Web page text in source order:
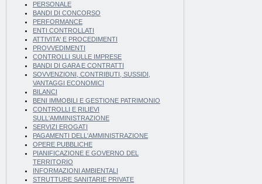
PERSONALE
BANDI DI CONCORSO
PERFORMANCE
ENTI CONTROLLATI
ATTIVITA' E PROCEDIMENTI
PROVVEDIMENTI
CONTROLLI SULLE IMPRESE
BANDI DI GARA E CONTRATTI
SOVVENZIONI, CONTRIBUTI, SUSSIDI,
VANTAGGI ECONOMICI
BILANCI
BENI IMMOBILI E GESTIONE PATRIMONIO
CONTROLLI E RILIEVI
SULL'AMMINISTRAZIONE
SERVIZI EROGATI
PAGAMENTI DELL'AMMINISTRAZIONE
OPERE PUBBLICHE
PIANIFICAZIONE E GOVERNO DEL
TERRITORIO
INFORMAZIONI AMBIENTALI
STRUTTURE SANITARIE PRIVATE